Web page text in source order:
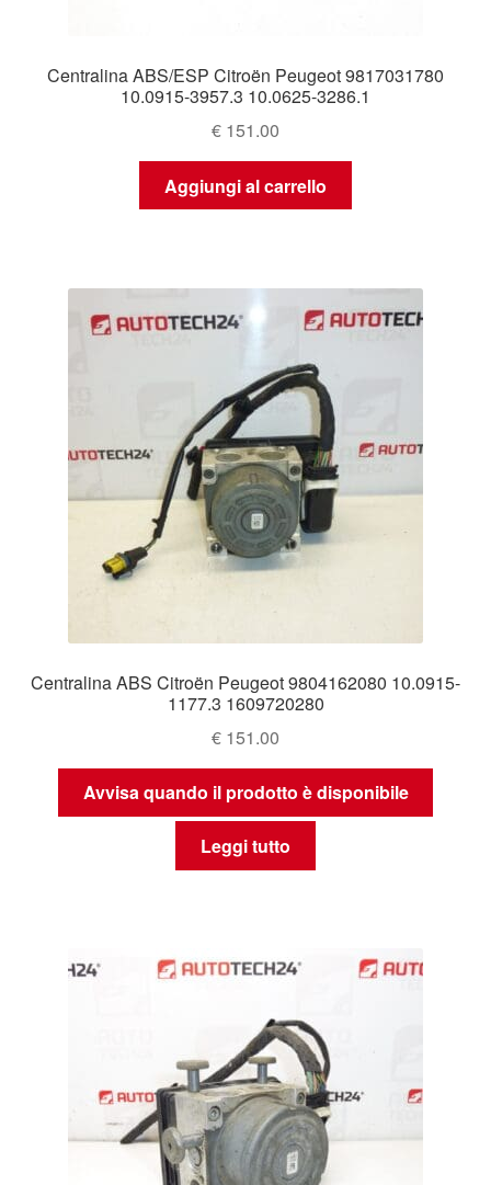
Centralina ABS/ESP Citroën Peugeot 9817031780
10.0915-3957.3 10.0625-3286.1
€ 151.00
Aggiungi al carrello
Centralina ABS Citroën Peugeot 9804162080 10.0915-
1177.3 1609720280
€ 151.00
Avvisa quando il prodotto è disponibile
Leggi tutto